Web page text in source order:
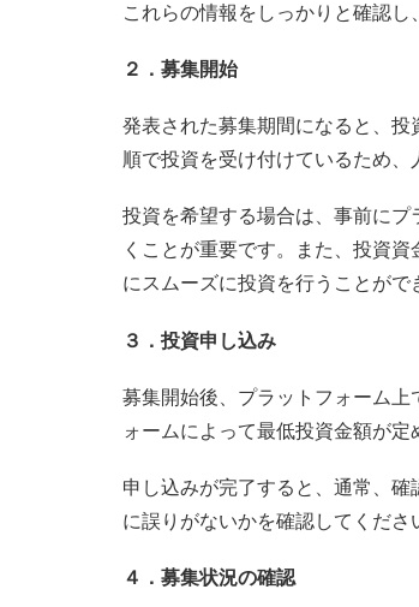
これらの情報をしっかりと確認し
２．募集開始
発表された募集期間になると、
順で投資を受け付けているため、
投資を希望する場合は、事前に
くことが重要です。また、投資
にスムーズに投資を行うことがで
３．投資申し込み
募集開始後、プラットフォーム
ォームによって最低投資金額が
申し込みが完了すると、通常、
に誤りがないかを確認してくださ
４．募集状況の確認